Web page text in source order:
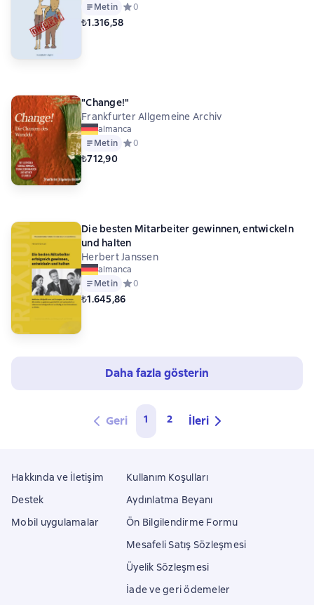
Metin Средний рейтинг 0 на основе 0 оценок
0
₺1.316,58
"Change!"
Frankfurter Allgemeine Archiv
almanca
Metin Средний рейтинг 0 на основе 0 оценок
0
₺712,90
Die besten Mitarbeiter gewinnen, entwickeln
und halten
Herbert Janssen
almanca
Metin Средний рейтинг 0 на основе 0 оценок
0
₺1.645,86
Daha fazla gösterin
Geri 1 2 İleri
Hakkında ve İletişim
Destek
Mobil uygulamalar
Kullanım Koşulları
Aydınlatma Beyanı
Ön Bilgilendirme Formu
Mesafeli Satış Sözleşmesi
Üyelik Sözleşmesi
İade ve geri ödemeler